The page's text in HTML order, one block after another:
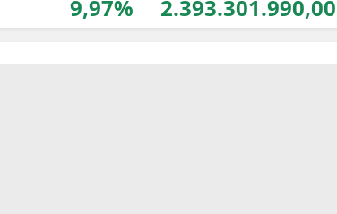
9,97% 2.393.301.990,00